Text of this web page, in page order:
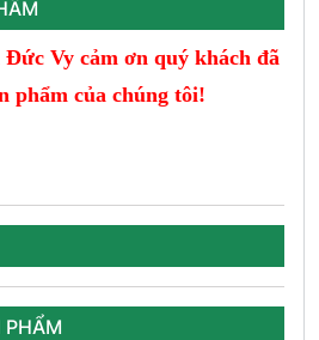
Vy cảm ơn quý khách đã
phẩm của chúng tôi!
PHẨM